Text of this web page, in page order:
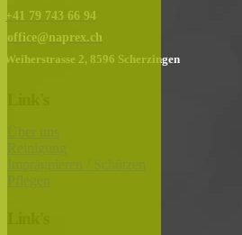
+41 79 743 66 94
office@naprex.ch
Weiherstrasse 2, 8596 Scherzingen
Über uns
Reinigung
Imprägnieren / Schützen
Pflegen